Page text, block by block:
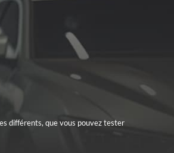
différents, que vous pouvez tester